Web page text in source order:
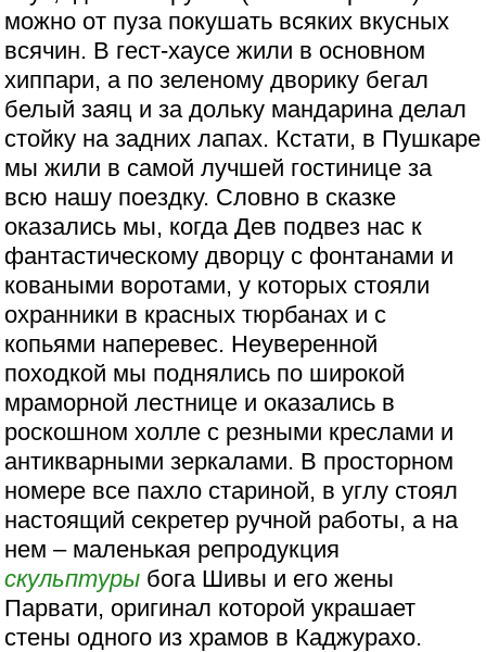
можно от пуза покушать всяких вкусных
всячин. В гест-хаусе жили в основном
хиппари, а по зеленому дворику бегал
белый заяц и за дольку мандарина делал
стойку на задних лапах. Кстати, в Пушкаре
мы жили в самой лучшей гостинице за
всю нашу поездку. Словно в сказке
оказались мы, когда Дев подвез нас к
фантастическому дворцу с фонтанами и
коваными воротами, у которых стояли
охранники в красных тюрбанах и с
копьями наперевес. Неуверенной
походкой мы поднялись по широкой
мраморной лестнице и оказались в
роскошном холле с резными креслами и
антикварными зеркалами. В просторном
номере все пахло стариной, в углу стоял
настоящий секретер ручной работы, а на
нем – маленькая репродукция
скульптуры бога Шивы и его жены
Парвати, оригинал которой украшает
стены одного из храмов в Каджурахо.